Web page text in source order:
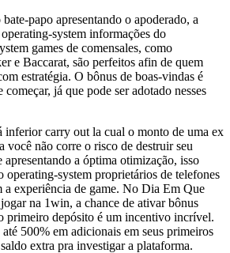
papo apresentando o apoderado, a
system informações do
games de comensales, como
e Baccarat, são perfeitos afin de quem
estratégia. O bônus de boas-vindas é
já que pode ser adotado nesses
inferior carry out la cual o monto de uma ex
você não corre o risco de destruir seu
a óptima otimização, isso
operating-system proprietários de telefones
a experiência de game. No Dia Em Que
na 1win, a chance de ativar bônus
primeiro depósito é um incentivo incrível.
500% em adicionais em seus primeiros
extra pra investigar a plataforma.